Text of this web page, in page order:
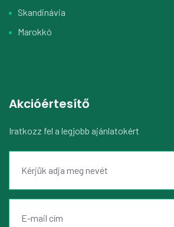
Skandinávia
Marokkó
Akcióértesítő
Iratkozz fel a legjobb ajánlatokért